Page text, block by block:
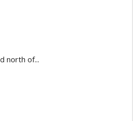
north of